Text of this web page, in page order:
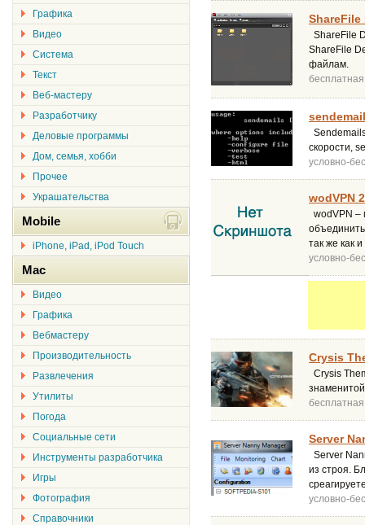
ShareFile
ShareFile
ShareFile
файлам.
бесплатная
скорости,
условно-
wodVPN
wodVPN –
так же как
условно-
Crysis
Crysis
бесплатная
Server
Server
из строя.
условно-
Графика
Видео
Система
Текст
Веб-мастеру
Разработчику
Деловые программы
Дом, семья, хобби
Прочее
Украшательства
Mobile
iPhone, iPad, iPod Touch
Mac
Видео
Графика
Вебмастеру
Производительность
Развлечения
Утилиты
Погода
Социальные сети
Инструменты разработчика
Игры
Фотография
Справочники